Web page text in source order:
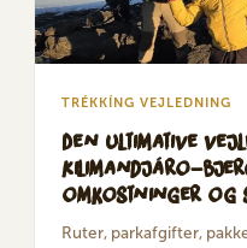
TRÉKKÍNG VEJLEDNING
Den ultimative
Kilimandjáro-
omkostninger og
Ruter, parkafgifter,